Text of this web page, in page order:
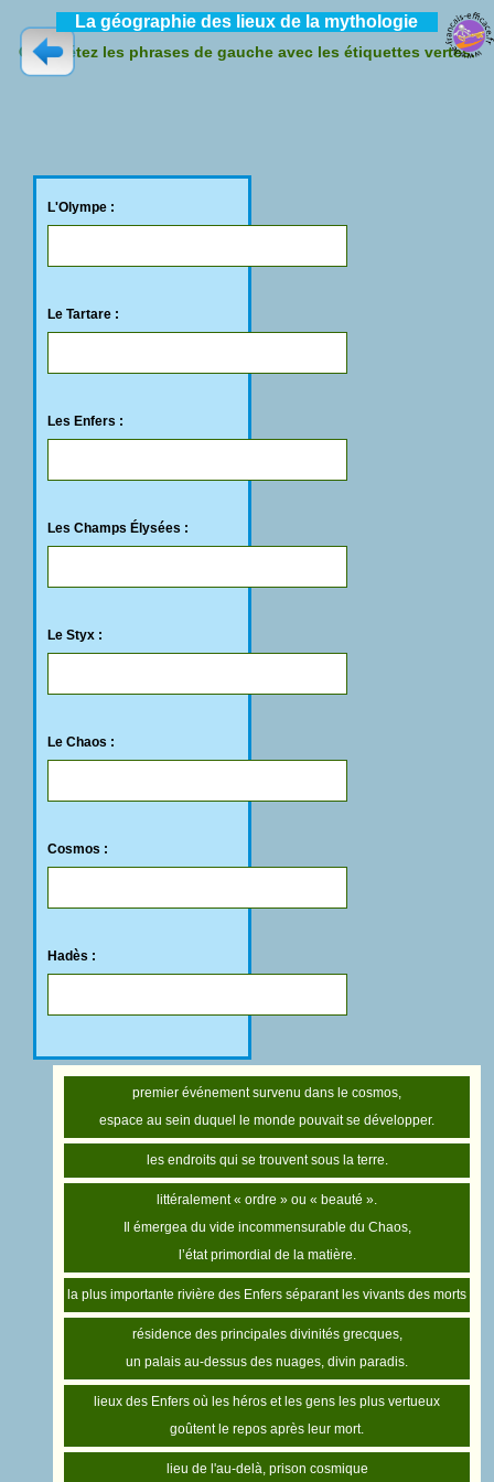
La géographie des lieux de la mythologie
Complétez les phrases de gauche avec les étiquettes vertes.
L'Olympe :
Le Tartare :
Les Enfers :
Les Champs Élysées :
Le Styx :
Le Chaos :
Cosmos :
Hadès :
premier événement survenu dans le cosmos,
espace au sein duquel le monde pouvait se développer.
les endroits qui se trouvent sous la terre.
littéralement « ordre » ou « beauté ».
Il émergea du vide incommensurable du Chaos,
l’état primordial de la matière.
la plus importante rivière des Enfers séparant les vivants des morts
résidence des principales divinités grecques,
un palais au-dessus des nuages, divin paradis.
lieux des Enfers où les héros et les gens les plus vertueux
goûtent le repos après leur mort.
lieu de l'au-delà, prison cosmique